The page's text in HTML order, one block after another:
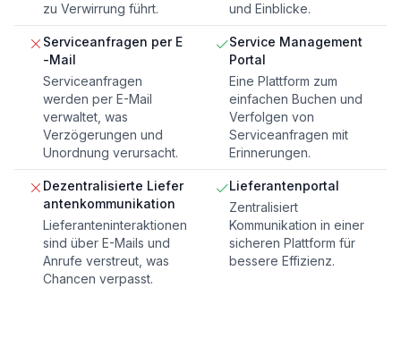
zu Verwirrung führt.
und Einblicke.
Serviceanfragen per E
-Mail
Serviceanfragen
werden per E-Mail
verwaltet, was
Verzögerungen und
Unordnung verursacht.
Service Management
Portal
Eine Plattform zum
einfachen Buchen und
Verfolgen von
Serviceanfragen mit
Erinnerungen.
Dezentralisierte Liefer
antenkommunikation
Lieferanteninteraktionen
sind über E-Mails und
Anrufe verstreut, was
Chancen verpasst.
Lieferantenportal
Zentralisiert
Kommunikation in einer
sicheren Plattform für
bessere Effizienz.